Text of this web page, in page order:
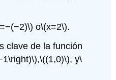
o\(x=2\).
clave de la función
,\((1,0)\), y\